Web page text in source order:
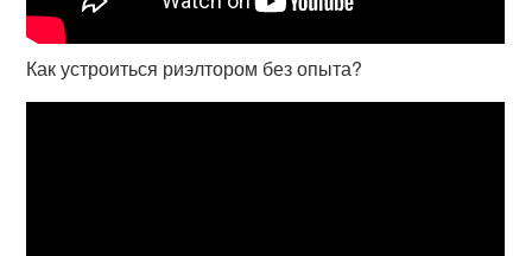
Как устроиться риэлтором без опыта?